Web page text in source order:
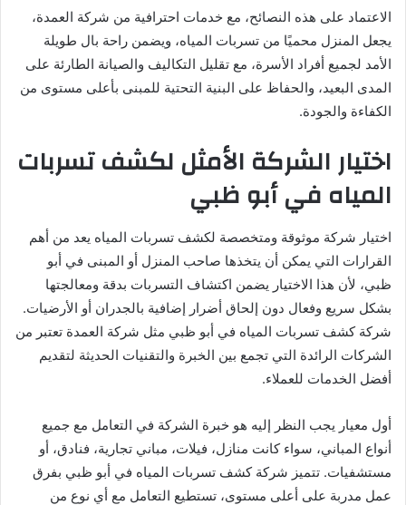
الاعتماد على هذه النصائح، مع خدمات احترافية من شركة العمدة،
يجعل المنزل محميًا من تسربات المياه، ويضمن راحة بال طويلة
الأمد لجميع أفراد الأسرة، مع تقليل التكاليف والصيانة الطارئة على
المدى البعيد، والحفاظ على البنية التحتية للمبنى بأعلى مستوى من
الكفاءة والجودة.
اختيار الشركة الأمثل لكشف تسربات
المياه في أبو ظبي
اختيار شركة موثوقة ومتخصصة لكشف تسربات المياه يعد من أهم
القرارات التي يمكن أن يتخذها صاحب المنزل أو المبنى في أبو
ظبي، لأن هذا الاختيار يضمن اكتشاف التسربات بدقة ومعالجتها
بشكل سريع وفعال دون إلحاق أضرار إضافية بالجدران أو الأرضيات.
شركة كشف تسربات المياه في أبو ظبي مثل شركة العمدة تعتبر من
الشركات الرائدة التي تجمع بين الخبرة والتقنيات الحديثة لتقديم
أفضل الخدمات للعملاء.
أول معيار يجب النظر إليه هو خبرة الشركة في التعامل مع جميع
أنواع المباني، سواء كانت منازل، فيلات، مباني تجارية، فنادق، أو
مستشفيات. تتميز شركة كشف تسربات المياه في أبو ظبي بفرق
عمل مدربة على أعلى مستوى، تستطيع التعامل مع أي نوع من